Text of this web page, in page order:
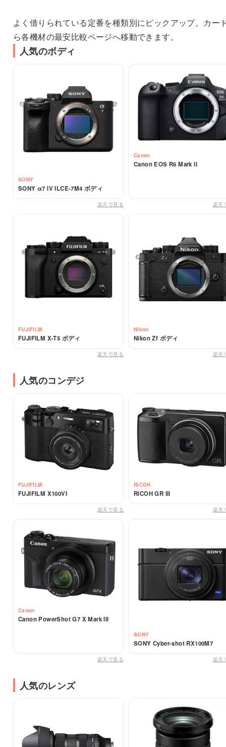
よく借りられている定番を種類別にピックアップ。カー
ら各機材の最安比較ページへ移動できます。
人気のボディ
SONY
SONY α7 IV ILCE-7M4 ボディ
楽天で見る
Canon
Canon EOS R6 Mark II
楽天
FUJIFILM
FUJIFILM X-T5 ボディ
楽天で見る
Nikon
Nikon Zf ボディ
楽天
人気のコンデジ
FUJIFILM
FUJIFILM X100VI
楽天で見る
RICOH
RICOH GR III
楽天
Canon
Canon PowerShot G7 X Mark III
楽天で見る
SONY
SONY Cyber-shot RX100M7
楽天
人気のレンズ